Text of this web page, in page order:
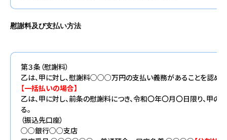
慰謝料及び支払い方法
第３条（慰謝料）
乙は、甲に対し、慰謝料○○○万円の支払い義務があることを認める
【一括払いの場合】
乙は、甲に対し、前条の慰謝料につき、令和〇年〇月〇日限り、甲
る。
（振込先口座）
○○銀行○○支店